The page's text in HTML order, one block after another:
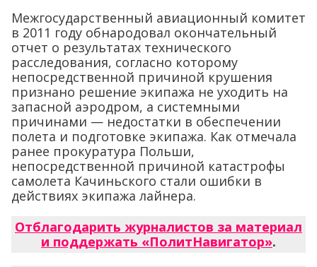
Межгосударственный авиационный комитет
в 2011 году обнародовал окончательный
отчет о результатах технического
расследования, согласно которому
непосредственной причиной крушения
признано решение экипажа не уходить на
запасной аэродром, а системными
причинами — недостатки в обеспечении
полета и подготовке экипажа. Как отмечала
ранее прокуратура Польши,
непосредственной причиной катастрофы
самолета Качиньского стали ошибки в
действиях экипажа лайнера.
Отблагодарить журналистов за материал
и поддержать «ПолитНавигатор».